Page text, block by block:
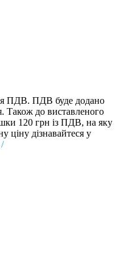
ПДВ. ПДВ буде додано
Також до виставленого
120 грн із ПДВ, на яку
ціну дізнавайтеся у
/